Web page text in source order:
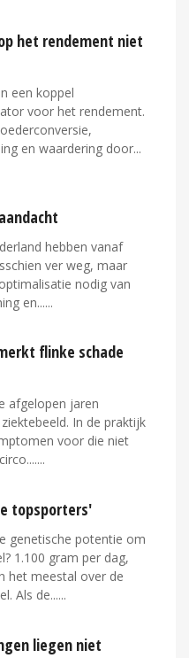
het rendement niet
een koppel
voor het rendement.
en waardering door...
hebben vanaf
ver weg, maar
nodig van
en...
flinke schade
afgelopen jaren
In de praktijk
voor die niet
topsporters'
genetische potentie om
1.100 gram per dag,
het meestal over de
Als de...
liegen niet